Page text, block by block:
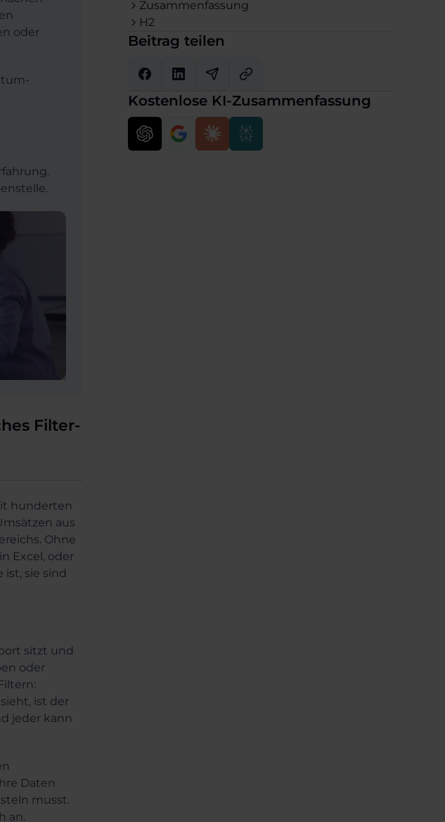
oder
Filter-
hunderten
aus
Ohne
Excel, oder
ist, sie sind
sitzt und
oder
ist der
jeder kann
Daten
musst.
an.
Zusammenfassung
H2
Beitrag teilen
Kostenlose KI-Zusammenfassung